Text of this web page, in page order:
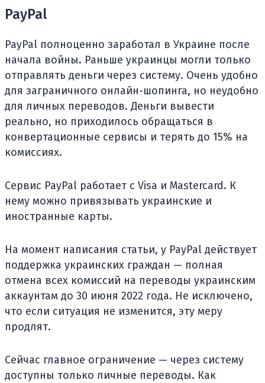
PayPal
PayPal полноценно заработал в Украине после
начала войны. Раньше украинцы могли только
отправлять деньги через систему. Очень удобно
для заграничного онлайн-шопинга, но неудобно
для личных переводов. Деньги вывести
реально, но приходилось обращаться в
конвертационные сервисы и терять до 15% на
комиссиях.
Сервис PayPal работает с Visa и Mastercard. К
нему можно привязывать украинские и
иностранные карты.
На момент написания статьи, у PayPal действует
поддержка украинских граждан — полная
отмена всех комиссий на переводы украинским
аккаунтам до 30 июня 2022 года. Не исключено,
что если ситуация не изменится, эту меру
продлят.
Сейчас главное ограничение — через систему
доступны только личные переводы. Как